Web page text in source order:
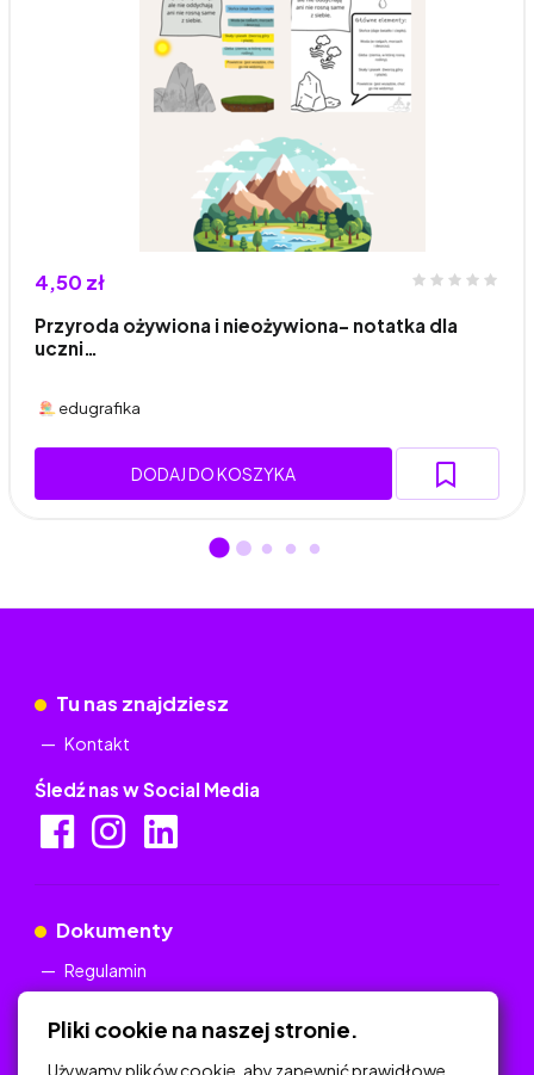
4,50 zł
Przyroda ożywiona i nieożywiona- notatka dla
uczni…
edugrafika
DODAJ DO KOSZYKA
Tu nas znajdziesz
Kontakt
Śledź nas w Social Media
Dokumenty
Regulamin
Pliki cookie na naszej stronie.
Używamy plików cookie, aby zapewnić prawidłowe